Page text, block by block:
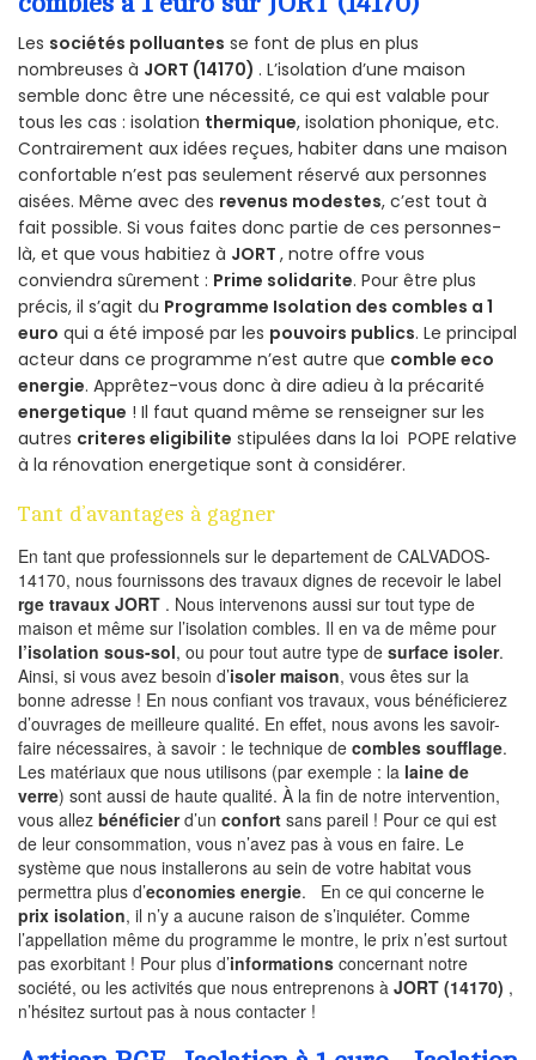
Les sociétés polluantes se font de plus en plus
nombreuses à JORT (14170) . L’isolation d’une maison
semble donc être une nécessité, ce qui est valable pour
tous les cas : isolation thermique, isolation phonique, etc.
Contrairement aux idées reçues, habiter dans une maison
confortable n’est pas seulement réservé aux personnes
aisées. Même avec des revenus modestes, c’est tout à
fait possible. Si vous faites donc partie de ces personnes-
là, et que vous habitiez à JORT , notre offre vous
conviendra sûrement : Prime solidarite. Pour être plus
précis, il s’agit du Programme Isolation des combles a 1
euro qui a été imposé par les pouvoirs publics. Le principal
acteur dans ce programme n’est autre que comble eco
energie. Apprêtez-vous donc à dire adieu à la précarité
energetique ! Il faut quand même se renseigner sur les
autres criteres eligibilite stipulées dans la loi POPE relative
à la rénovation energetique sont à considérer.
Tant d’avantages à gagner
En tant que professionnels sur le departement de CALVADOS-
14170, nous fournissons des travaux dignes de recevoir le label
rge travaux JORT . Nous intervenons aussi sur tout type de
maison et même sur l’isolation combles. Il en va de même pour
l’isolation sous-sol, ou pour tout autre type de surface isoler.
Ainsi, si vous avez besoin d’isoler maison, vous êtes sur la
bonne adresse ! En nous confiant vos travaux, vous bénéficierez
d’ouvrages de meilleure qualité. En effet, nous avons les savoir-
faire nécessaires, à savoir : le technique de combles soufflage.
Les matériaux que nous utilisons (par exemple : la laine de
verre) sont aussi de haute qualité. À la fin de notre intervention,
vous allez bénéficierd’un confort sans pareil ! Pour ce qui est
de leur consommation, vous n’avez pas à vous en faire. Le
système que nous installerons au sein de votre habitat vous
permettra plus d’economies energie. En ce qui concerne le
prix isolation, il n’y a aucune raison de s’inquiéter. Comme
l’appellation même du programme le montre, le prix n’est surtout
pas exorbitant ! Pour plus d’informations concernant notre
société, ou les activités que nous entreprenons à JORT (14170) ,
n’hésitez surtout pas à nous contacter !